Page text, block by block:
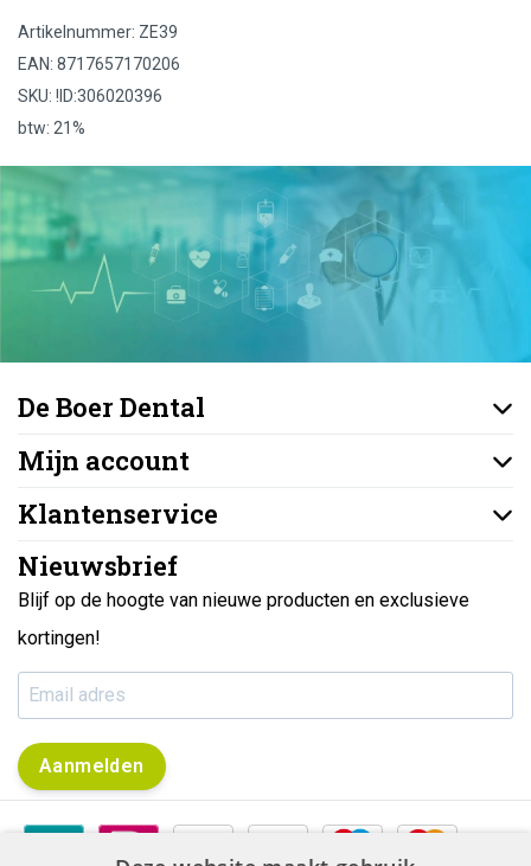
Artikelnummer: ZE39
EAN: 8717657170206
SKU: !ID:306020396
btw: 21%
De Boer Dental
Mijn account
Klantenservice
Nieuwsbrief
Blijf op de hoogte van nieuwe producten en exclusieve
kortingen!
Aanmelden